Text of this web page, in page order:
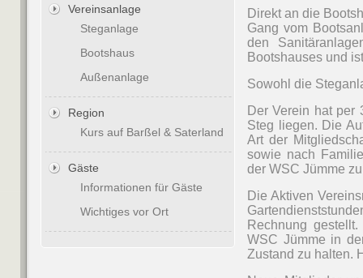
Vereinsanlage
Steganlage
Bootshaus
Außenanlage
Region
Kurs auf Barßel & Saterland
Gäste
Informationen für Gäste
Wichtiges vor Ort
Direkt an die
Gang vom
den
Bootshauses und
Sowohl die
Der Verein hat per
Steg liegen. Die
Art der
sowie nach
der WSC Jümme
Die Aktiven
Rechnung
WSC Jümme in
Zustand zu halten.